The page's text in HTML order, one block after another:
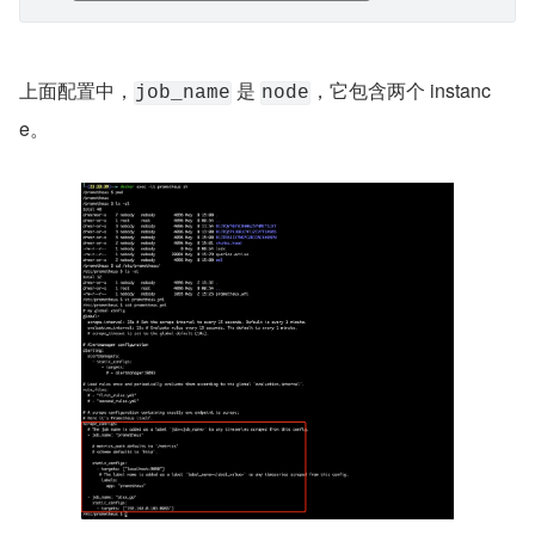
上面配置中， job_name 是 node ，它包含两个 instanc
e。